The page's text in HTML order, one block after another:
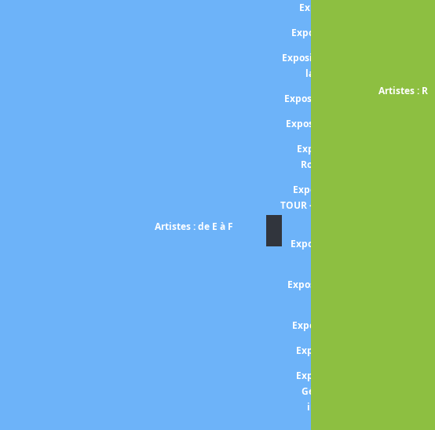
Exposition DELACROIX
Exposition Maurice DENIS
Exposition DERAIN, 1904-1914
la décennie radicale
Exposition Léonard De VINCI
Exposition André DEVAMBEZ
Exposition Du Douanier
Rousseau à Seraphine
Exposition Georges DE LA
TOUR -entre ombre et lumière-
Artistes : de E à F
Exposition Elliott ERWITT -
Exposition FANTIN-LATOUR
Exposition FAUTRIER Jean
Exposition FRAGONARD
Exposition FROMANGER
Gérard (Les dialogues
inattendus Monet /
Artistes : R